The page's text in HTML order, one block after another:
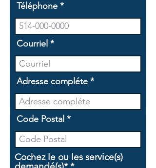
Téléphone
Courriel
Adresse compléte
Code Postal
Cochez le ou les service(s)